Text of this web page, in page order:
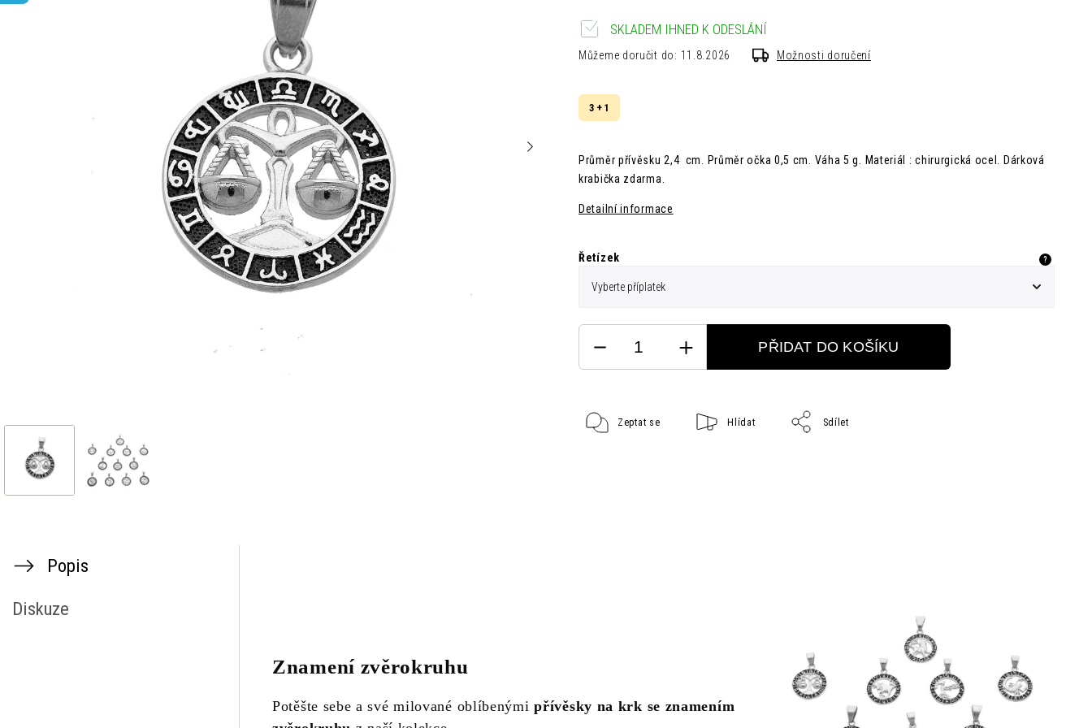
3 + 1
Průměr přívěsku 2,4 cm. Průměr očka 0,5 cm. Váha 5 g. Materiál : chirurgická ocel. Dárková
krabička zdarma.
Detailní informace
Řetízek ?
SKLADEM IHNED K ODESLÁNÍ
Můžeme doručit do: 11.8.2026 Možnosti doručení
PŘIDAT DO KOŠÍKU
Zeptat se Hlídat Sdílet
Popis
Diskuze
Znamení zvěrokruhu
Potěšte sebe a své milované oblíbenýmipřívěsky na krk se znamením